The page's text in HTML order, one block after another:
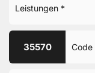
35570